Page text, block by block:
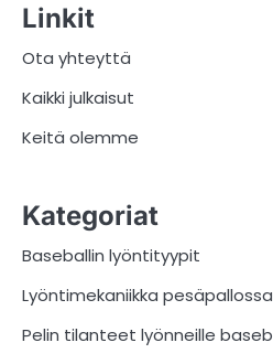
Linkit
Ota yhteyttä
Kaikki julkaisut
Keitä olemme
Kategoriat
Baseballin lyöntityypit
Lyöntimekaniikka pesäpallossa
Pelin tilanteet lyönneille